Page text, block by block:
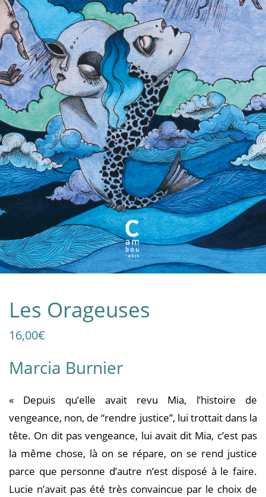
Les Orageuses
16,00€
Marcia Burnier
« Depuis qu’elle avait revu Mia, l’histoire de
vengeance, non, de “rendre justice”, lui trottait dans la
tête. On dit pas vengeance, lui avait dit Mia, c’est pas
la même chose, là on se répare, on se rend justice
parce que personne d’autre n’est disposé à le faire.
Lucie n’avait pas été très convaincue par le choix de